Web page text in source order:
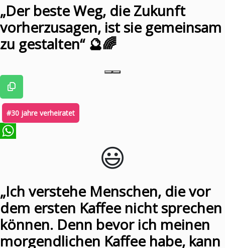
„Der beste Weg, die Zukunft
vorherzusagen, ist sie gemeinsam
zu gestalten“ 🔮🌈
#30 jahre verheiratet
😃️
„Ich verstehe Menschen, die vor
dem ersten Kaffee nicht sprechen
können. Denn bevor ich meinen
morgendlichen Kaffee habe, kann